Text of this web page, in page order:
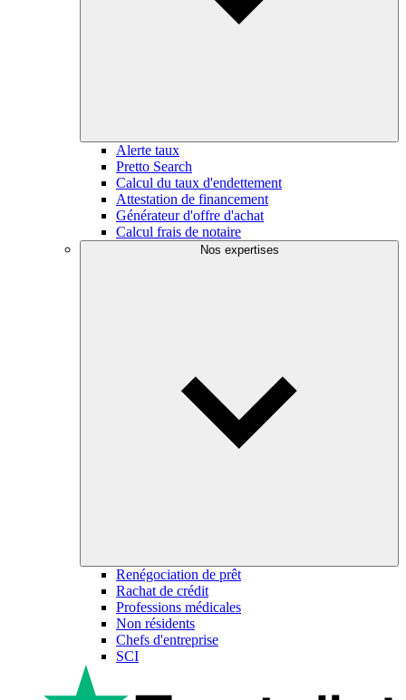
Alerte taux
Pretto Search
Calcul du taux d'endettement
Attestation de financement
Générateur d'offre d'achat
Calcul frais de notaire
Nos expertises
Renégociation de prêt
Rachat de crédit
Professions médicales
Non résidents
Chefs d'entreprise
SCI